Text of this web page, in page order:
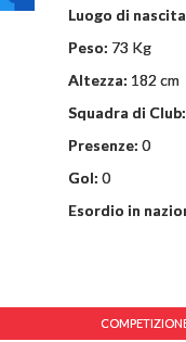
Luogo di
Peso: 73 Kg
Altezza: 182 cm
Squadra di Club:
Presenze:0
Gol:0
Esordio in